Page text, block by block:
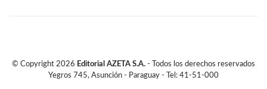
© Copyright 2026 Editorial AZETA S.A. - Todos los derechos reservados
Yegros 745, Asunción - Paraguay - Tel: 41-51-000